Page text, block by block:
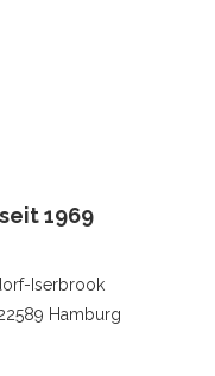
1969
Iserbrook
Hamburg